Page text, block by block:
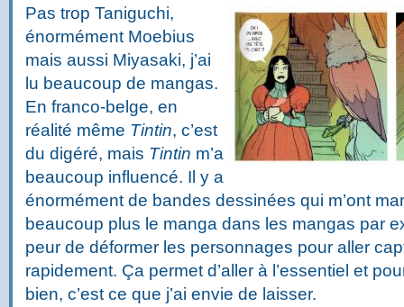
Pas trop Taniguchi,
énormément Moebius
mais aussi Miyasaki, j’ai
lu beaucoup de mangas.
En franco-belge, en
réalité même Tintin, c’est
du digéré, mais Tintin m’a
beaucoup influencé. Il y a
énormément de bandes dessinées qui m’ont
beaucoup plus le manga dans les mangas par
peur de déformer les personnages pour aller
rapidement. Ça permet d’aller à l’essentiel et
bien, c’est ce que j’ai envie de laisser.